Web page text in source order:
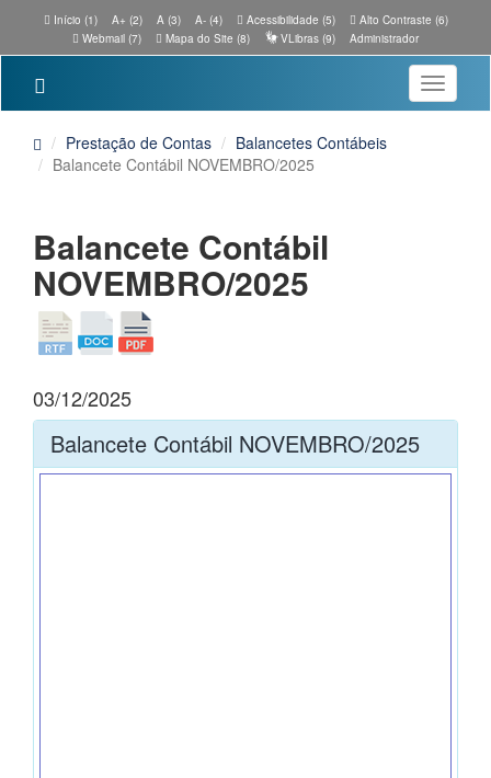
Início (1) A+ (2) A (3) A- (4) Acessibilidade (5)
Alto Contraste (6)
Webmail (7)
Mapa do Site (8) VLibras (9) Administrador
Toggle
Prestação de Contas
Balancetes Contábeis
Balancete Contábil NOVEMBRO/2025
Balancete Contábil
NOVEMBRO/2025
03/12/2025
Balancete Contábil NOVEMBRO/2025